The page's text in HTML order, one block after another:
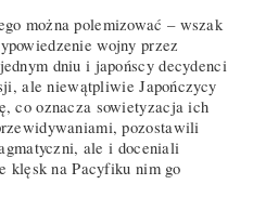
można polemizować – wszak
wojny przez
dniu i japońscy decydenci
ale niewątpliwie Japończycy
co oznacza sowietyzacja ich
pozostawili
ale i doceniali
klęsk na Pacyfiku nim go